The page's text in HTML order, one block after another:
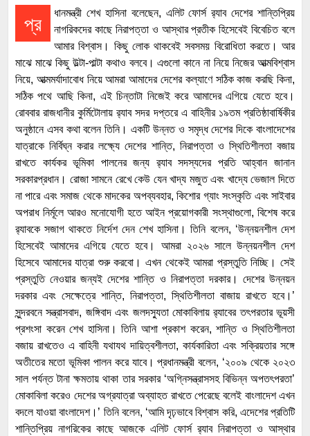
প্র
ধানমন্ত্রী শেখ হাসিনা বলেছেন, এলিট ফোর্স র‌্যাব দেশের শান্তিপ্রিয়
নাগরিকদের কাছে নিরাপত্তা ও আস্থার প্রতীক হিসেবেই বিবেচিত বলে
আমার বিশ্বাস। কিছু লোক থাকবেই সবসময় বিরোধিতা করতে। আর
মাঝে মাঝে কিছু উল্টা-পাল্টা কথাও বলবে। এগুলো কানে না নিয়ে নিজের আত্মবিশ্বাস
নিয়ে, আত্মমর্যাদাবোধ নিয়ে আমরা আমাদের দেশের কল্যাণে সঠিক কাজ করছি কিনা,
সঠিক পথে আছি কিনা, এই চিন্তাটা নিজেই করে আমাদের এগিয়ে যেতে হবে।
রোববার রাজধানীর কুর্মিটোলায় র‌্যাব সদর দপ্তরে এ বাহিনীর ১৯তম প্রতিষ্ঠাবার্ষিকীর
অনুষ্ঠানে এসব কথা বলেন তিনি। একটি উন্নত ও সমৃদ্ধ দেশের দিকে বাংলাদেশের
যাত্রাকে নির্বিঘ্ন করার লক্ষ্যে দেশের শান্তি, নিরাপত্তা ও স্থিতিশীলতা বজায়
রাখতে কার্যকর ভূমিকা পালনের জন্য র‌্যাব সদস্যদের প্রতি আহ্বান জানান
সরকারপ্রধান। রোজা সামনে রেখে কেউ যেন খাদ্য মজুত এবং খাদ্যে ভেজাল দিতে
না পারে এবং সমাজ থেকে মাদকের অপব্যবহার, কিশোর গ্যাং সংস্কৃতি এবং সাইবার
অপরাধ নির্মূলে আরও মনোযোগী হতে আইন প্রয়োগকারী সংস্থাগুলো, বিশেষ করে
র‌্যাবকে সজাগ থাকতে নির্দেশ দেন শেখ হাসিনা। তিনি বলেন, ‘উন্নয়নশীল দেশ
হিসেবেই আমাদের এগিয়ে যেতে হবে। আমরা ২০২৬ সালে উন্নয়নশীল দেশ
হিসেবে আমাদের যাত্রা শুরু করবো। এখন থেকেই আমরা প্রস্তুতি নিচ্ছি। সেই
প্রস্তুতি নেওয়ার জন্যই দেশের শান্তি ও নিরাপত্তা দরকার। দেশের উন্নয়ন
দরকার এবং সেক্ষেত্রে শান্তি, নিরাপত্তা, স্থিতিশীলতা বাজায় রাখতে হবে।’
সুন্দরবনে সন্ত্রাসবাদ, জঙ্গিবাদ এবং জলদস্যুতা মোকাবিলায় র‌্যাবের তৎপরতার ভূয়সী
প্রশংসা করেন শেখ হাসিনা। তিনি আশা প্রকাশ করেন, শান্তি ও স্থিতিশীলতা
বজায় রাখতেও এ বাহিনী যথাযথ দায়িত্বশীলতা, কার্যকারিতা এবং সক্রিয়তার সঙ্গে
অতীতের মতো ভূমিকা পালন করে যাবে। প্রধানমন্ত্রী বলেন, ‘২০০৯ থেকে ২০২৩
সাল পর্যন্ত টানা ক্ষমতায় থাকা তার সরকার ‘অগ্নিসন্ত্রাসসহ বিভিন্ন অপতৎপরতা’
মোকাবিলা করেও দেশের অগ্রযাত্রা অব্যাহত রাখতে পেরেছে বলেই বাংলাদেশ এখন
বদলে যাওয়া বাংলাদেশ।’ তিনি বলেন, ‘আমি দৃঢ়ভাবে বিশ্বাস করি, এদেশের প্রতিটি
শান্তিপ্রিয় নাগরিকের কাছে আজকে এলিট ফোর্স র‌্যাব নিরাপত্তা ও আস্থার